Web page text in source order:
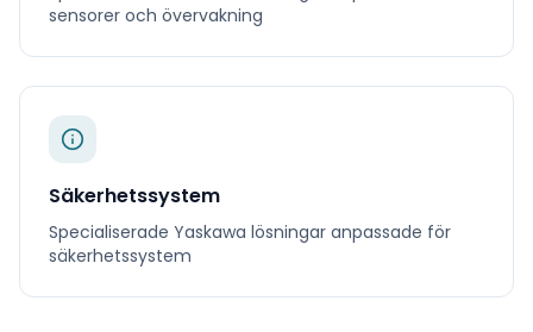
sensorer och övervakning
Säkerhetssystem
Specialiserade Yaskawa lösningar anpassade för
säkerhetssystem